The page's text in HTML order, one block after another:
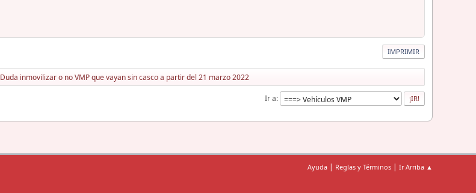
IMPRIMIR
Duda inmovilizar o no VMP que vayan sin casco a partir del 21 marzo 2022
Ir a
Ayuda | Reglas y Términos | Ir Arriba ▲